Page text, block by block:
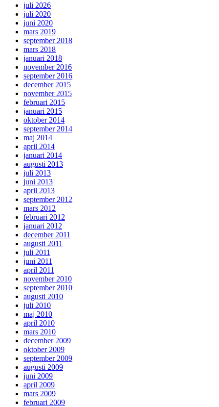
juli 2026
juli 2020
juni 2020
mars 2019
september 2018
mars 2018
januari 2018
november 2016
september 2016
december 2015
november 2015
februari 2015
januari 2015
oktober 2014
september 2014
maj 2014
april 2014
januari 2014
augusti 2013
juli 2013
juni 2013
april 2013
september 2012
mars 2012
februari 2012
januari 2012
december 2011
augusti 2011
juli 2011
juni 2011
april 2011
november 2010
september 2010
augusti 2010
juli 2010
maj 2010
april 2010
mars 2010
december 2009
oktober 2009
september 2009
augusti 2009
juni 2009
april 2009
mars 2009
februari 2009